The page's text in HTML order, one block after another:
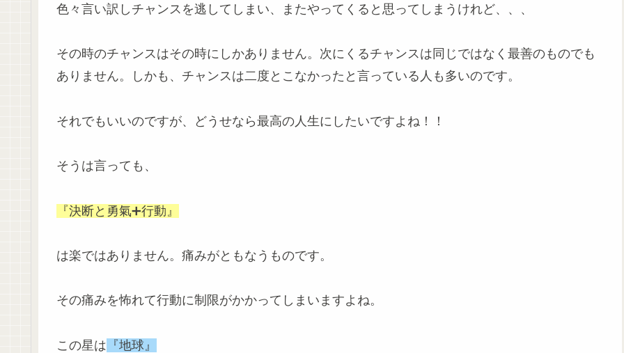
色々言い訳しチャンスを逃してしまい、またやってくると思ってしまうけれど、、、
その時のチャンスはその時にしかありません。次にくるチャンスは同じではなく最善のものでも
ありません。しかも、チャンスは二度とこなかったと言っている人も多いのです。
それでもいいのですが、どうせなら最高の人生にしたいですよね！！
そうは言っても、
『決断と勇氣➕行動』
は楽ではありません。痛みがともなうものです。
その痛みを怖れて行動に制限がかかってしまいますよね。
この星は 『地球』